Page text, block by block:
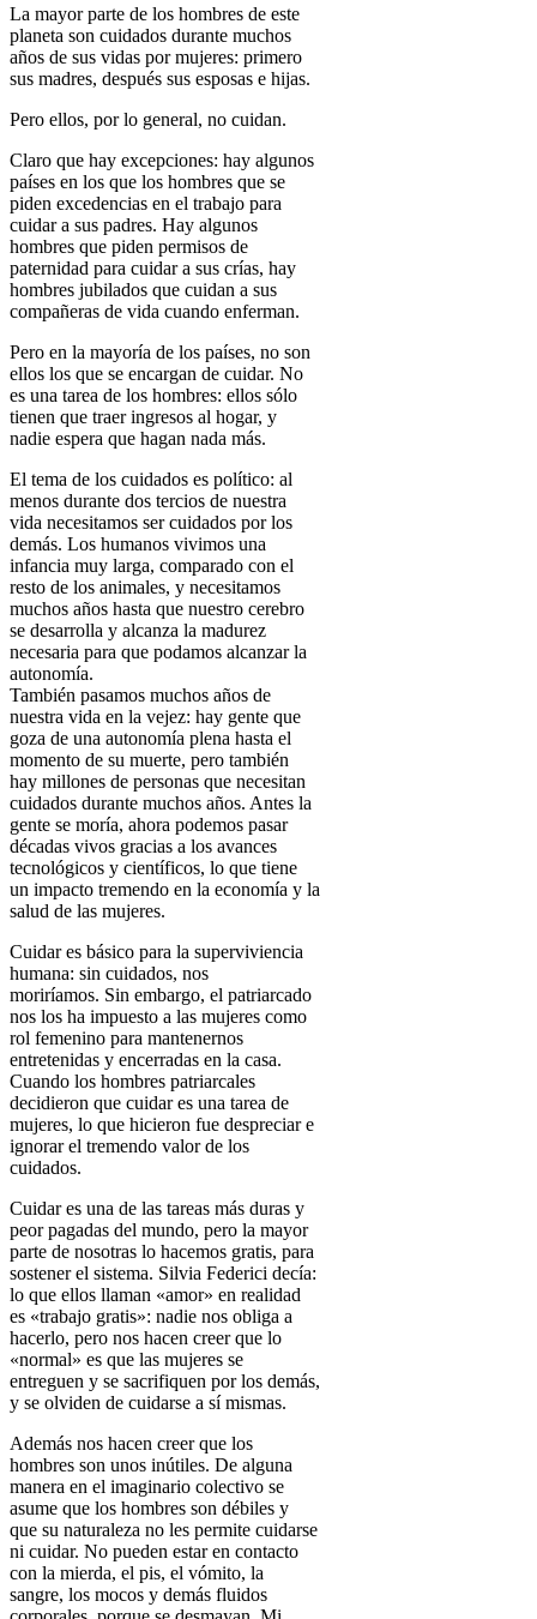
La mayor parte de los hombres de este
planeta son cuidados durante muchos
años de sus vidas por mujeres: primero
sus madres, después sus esposas e hijas.
Pero ellos, por lo general, no cuidan.
Claro que hay excepciones: hay algunos
países en los que los hombres que se
piden excedencias en el trabajo para
cuidar a sus padres. Hay algunos
hombres que piden permisos de
paternidad para cuidar a sus crías, hay
hombres jubilados que cuidan a sus
compañeras de vida cuando enferman.
Pero en la mayoría de los países, no son
ellos los que se encargan de cuidar. No
es una tarea de los hombres: ellos sólo
tienen que traer ingresos al hogar, y
nadie espera que hagan nada más.
El tema de los cuidados es político: al
menos durante dos tercios de nuestra
vida necesitamos ser cuidados por los
demás. Los humanos vivimos una
infancia muy larga, comparado con el
resto de los animales, y necesitamos
muchos años hasta que nuestro cerebro
se desarrolla y alcanza la madurez
necesaria para que podamos alcanzar la
autonomía.
También pasamos muchos años de
nuestra vida en la vejez: hay gente que
goza de una autonomía plena hasta el
momento de su muerte, pero también
hay millones de personas que necesitan
cuidados durante muchos años. Antes la
gente se moría, ahora podemos pasar
décadas vivos gracias a los avances
tecnológicos y científicos, lo que tiene
un impacto tremendo en la economía y la
salud de las mujeres.
Cuidar es básico para la superviviencia
humana: sin cuidados, nos
moriríamos. Sin embargo, el patriarcado
nos los ha impuesto a las mujeres como
rol femenino para mantenernos
entretenidas y encerradas en la casa.
Cuando los hombres patriarcales
decidieron que cuidar es una tarea de
mujeres, lo que hicieron fue despreciar e
ignorar el tremendo valor de los
cuidados.
Cuidar es una de las tareas más duras y
peor pagadas del mundo, pero la mayor
parte de nosotras lo hacemos gratis, para
sostener el sistema. Silvia Federici decía:
lo que ellos llaman «amor» en realidad
es «trabajo gratis»: nadie nos obliga a
hacerlo, pero nos hacen creer que lo
«normal» es que las mujeres se
entreguen y se sacrifiquen por los demás,
y se olviden de cuidarse a sí mismas.
Además nos hacen creer que los
hombres son unos inútiles. De alguna
manera en el imaginario colectivo se
asume que los hombres son débiles y
que su naturaleza no les permite cuidarse
ni cuidar. No pueden estar en contacto
con la mierda, el pis, el vómito, la
sangre, los mocos y demás fluidos